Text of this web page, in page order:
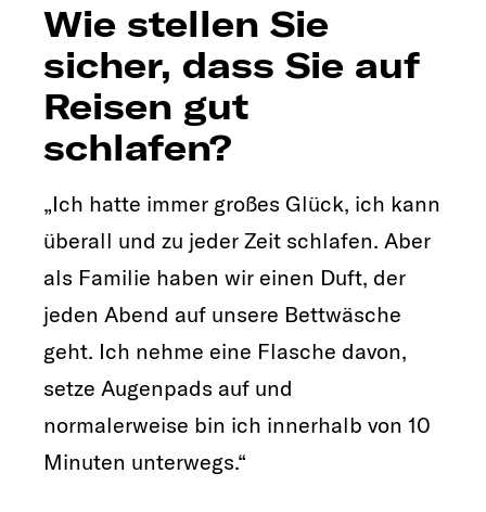
Wie stellen Sie
sicher, dass Sie auf
Reisen gut
schlafen?
„Ich hatte immer großes Glück, ich kann
überall und zu jeder Zeit schlafen. Aber
als Familie haben wir einen Duft, der
jeden Abend auf unsere Bettwäsche
geht. Ich nehme eine Flasche davon,
setze Augenpads auf und
normalerweise bin ich innerhalb von 10
Minuten unterwegs.“